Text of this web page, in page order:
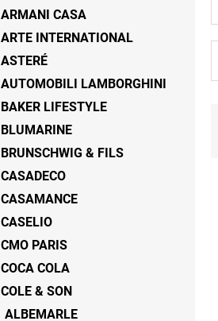
ARMANI CASA
ARTE INTERNATIONAL
ASTERÉ
AUTOMOBILI LAMBORGHINI
BAKER LIFESTYLE
BLUMARINE
BRUNSCHWIG & FILS
CASADECO
CASAMANCE
CASELIO
CMO PARIS
COCA COLA
COLE & SON
ALBEMARLE